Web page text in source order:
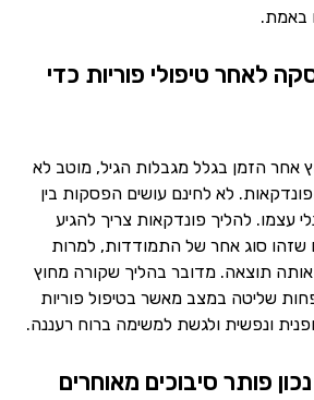
באמת.
לאחר טיפולי פוריות כדי
אחר הזמן בגלל מגבלות הגיל, מוטב לא
לא לחינם עושים הפסקות בין
עצמו. להליך פונדקאות צריך להגיע
שזהו סוג אחר של התמודדות, למרות
תוצאה. מדובר בהליך שקורה מחוץ
שליטה במצב מאשר בטיפול פוריות
ונפשית ולגשת למשימה ברוח רעננה.
פותר סיבוכים מאוחרים